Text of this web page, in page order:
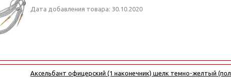
Дата добавления товара: 30.10.2020
Аксельбант офицерский (1 наконечник) шелк темно-желтый